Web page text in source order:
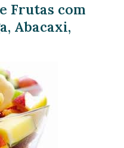
Frutas com
Abacaxi,